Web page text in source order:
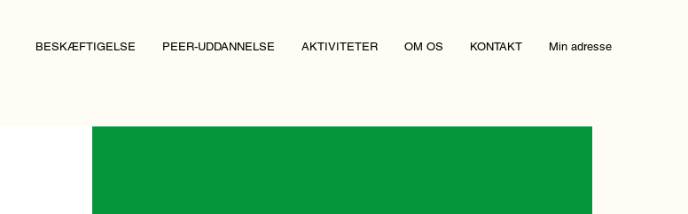
BESKÆFTIGELSE PEER-UDDANNELSE AKTIVITETER OM OS KONTAKT Min adresse